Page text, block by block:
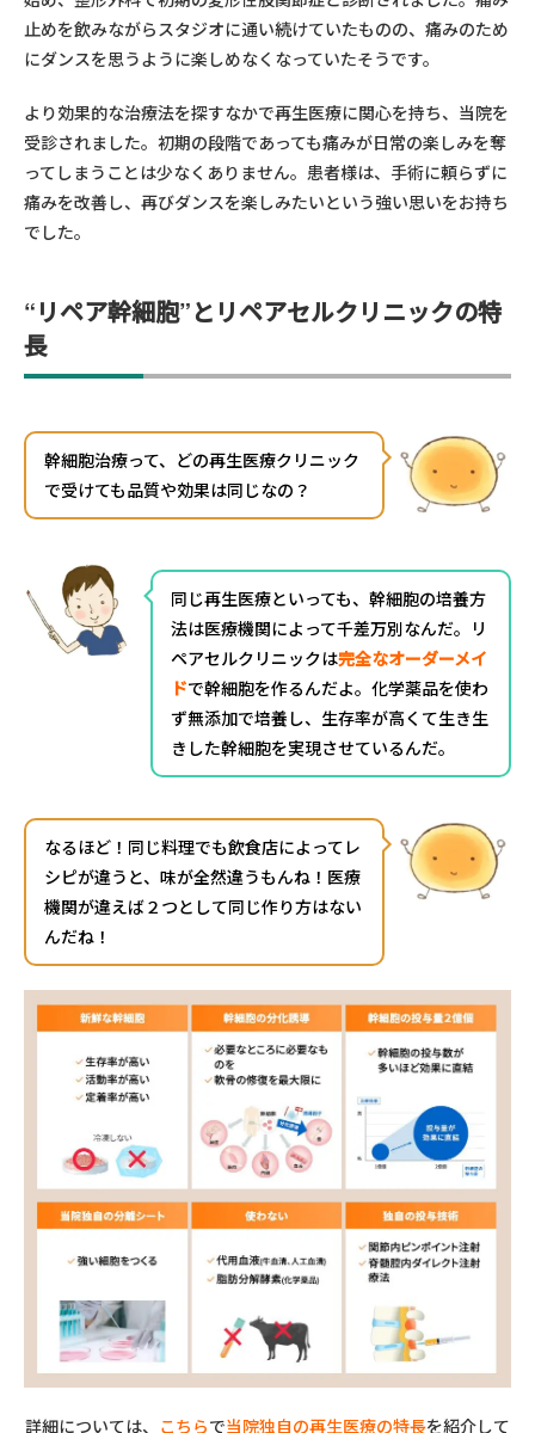
止めを飲みながらスタジオに通い続けていたものの、痛みのため
にダンスを思うように楽しめなくなっていたそうです。
より効果的な治療法を探すなかで再生医療に関心を持ち、当院を
受診されました。初期の段階であっても痛みが日常の楽しみを奪
ってしまうことは少なくありません。患者様は、手術に頼らずに
痛みを改善し、再びダンスを楽しみたいという強い思いをお持ち
でした。
“リペア幹細胞”とリペアセルクリニックの特
長
幹細胞治療って、どの再生医療クリニック
で受けても品質や効果は同じなの？
同じ再生医療といっても、幹細胞の培養方
法は医療機関によって千差万別なんだ。リ
ペアセルクリニックは完全なオーダーメイ
ドで幹細胞を作るんだよ。化学薬品を使わ
ず無添加で培養し、生存率が高くて生き生
きした幹細胞を実現させているんだ。
なるほど！同じ料理でも飲食店によってレ
シピが違うと、味が全然違うもんね！医療
機関が違えば２つとして同じ作り方はない
んだね！
詳細については、 こちらで当院独自の再生医療の特長を紹介して